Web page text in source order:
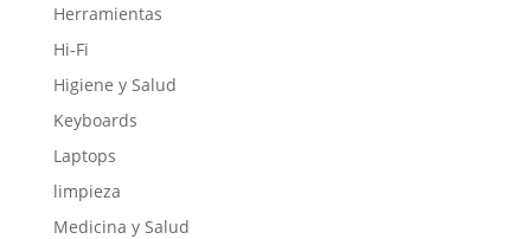
Herramientas
Hi-Fi
Higiene y Salud
Keyboards
Laptops
limpieza
Medicina y Salud